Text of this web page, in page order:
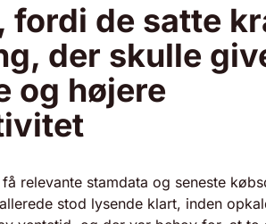
fordi de satte
der skulle
og højere
relevante stamdata og seneste
stod lysende klart, inden